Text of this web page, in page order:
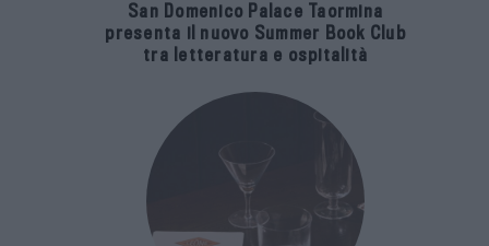
San Domenico Palace Taormina
presenta il nuovo Summer Book Club
tra letteratura e ospitalità